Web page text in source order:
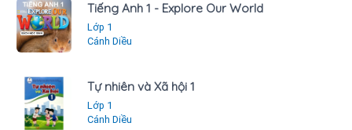
Tiếng Anh 1 - Explore Our World
Lớp 1
Cánh Diều
Tự nhiên và Xã hội 1
Lớp 1
Cánh Diều